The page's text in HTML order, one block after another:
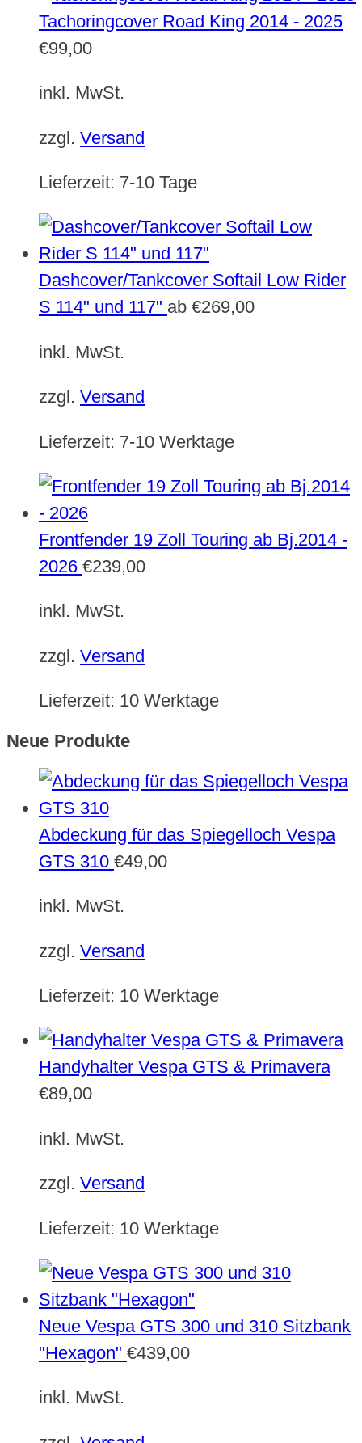
Tachoringcover Road King 2014 - 2025
€99,00
inkl. MwSt.
zzgl. Versand
Lieferzeit: 7-10 Tage
Dashcover/Tankcover Softail Low Rider
S 114" und 117" ab €269,00
inkl. MwSt.
zzgl. Versand
Lieferzeit: 7-10 Werktage
Frontfender 19 Zoll Touring ab Bj.2014 -
2026 €239,00
inkl. MwSt.
zzgl. Versand
Lieferzeit: 10 Werktage
Neue Produkte
Abdeckung für das Spiegelloch Vespa
GTS 310 €49,00
inkl. MwSt.
zzgl. Versand
Lieferzeit: 10 Werktage
Handyhalter Vespa GTS & Primavera
€89,00
inkl. MwSt.
zzgl. Versand
Lieferzeit: 10 Werktage
Neue Vespa GTS 300 und 310 Sitzbank
"Hexagon" €439,00
inkl. MwSt.